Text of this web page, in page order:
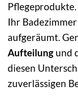
Ihr
aufgeräumt.
Aufteilung und
diesen
zuverlässigen